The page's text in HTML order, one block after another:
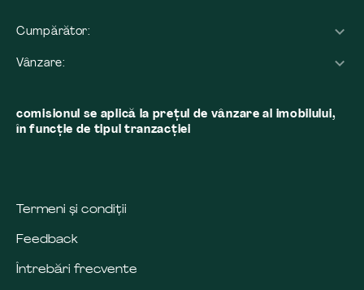
Cumpărător:
Vânzare:
comisionul se aplică la preţul de vânzare al imobilului,
în funcţie de tipul tranzacţiei
Termeni și condiții
Feedback
Întrebări frecvente